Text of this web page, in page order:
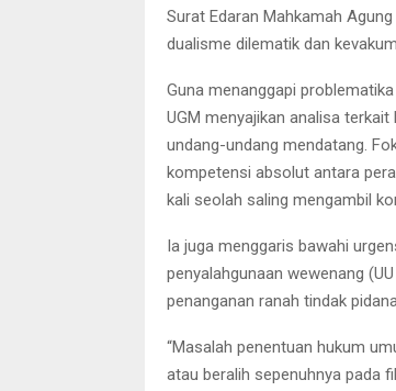
Surat Edaran Mahkamah
dualisme dilematik dan
Guna menanggapi
UGM menyajikan analisa
undang-undang mendatang.
kompetensi absolut antara
kali seolah saling mengambil
Ia juga menggaris bawahi
penyalahgunaan wewenang
penanganan ranah tindak
“Masalah penentuan hukum
atau beralih sepenuhnya pada